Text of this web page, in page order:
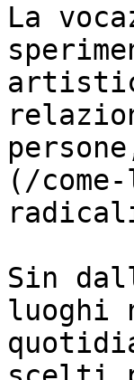
La
(/
Sin
luoghi